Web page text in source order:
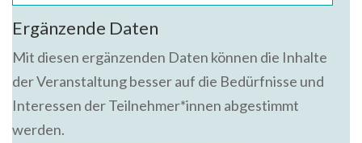
Ergänzende Daten
Mit diesen ergänzenden Daten können die Inhalte
der Veranstaltung besser auf die Bedürfnisse und
Interessen der Teilnehmer*innen abgestimmt
werden.